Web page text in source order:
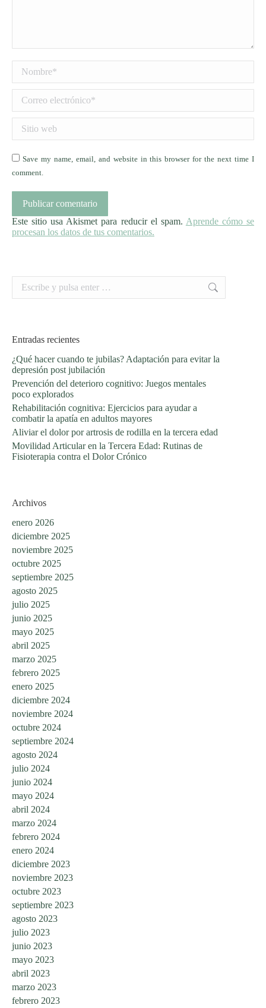
Correo electrónico *
Save my name, email, and website in this browser for the next time I
comment.
Publicar comentario
Este sitio usa Akismet para reducir el spam. Aprende cómo se
procesan los datos de tus comentarios.
Entradas recientes
¿Qué hacer cuando te jubilas? Adaptación para evitar la
depresión post jubilación
Prevención del deterioro cognitivo: Juegos mentales
poco explorados
Rehabilitación cognitiva: Ejercicios para ayudar a
combatir la apatía en adultos mayores
Aliviar el dolor por artrosis de rodilla en la tercera edad
Movilidad Articular en la Tercera Edad: Rutinas de
Fisioterapia contra el Dolor Crónico
Archivos
enero 2026
diciembre 2025
noviembre 2025
octubre 2025
septiembre 2025
agosto 2025
julio 2025
junio 2025
mayo 2025
abril 2025
marzo 2025
febrero 2025
enero 2025
diciembre 2024
noviembre 2024
octubre 2024
septiembre 2024
agosto 2024
julio 2024
junio 2024
mayo 2024
abril 2024
marzo 2024
febrero 2024
enero 2024
diciembre 2023
noviembre 2023
octubre 2023
septiembre 2023
agosto 2023
julio 2023
junio 2023
mayo 2023
abril 2023
marzo 2023
febrero 2023